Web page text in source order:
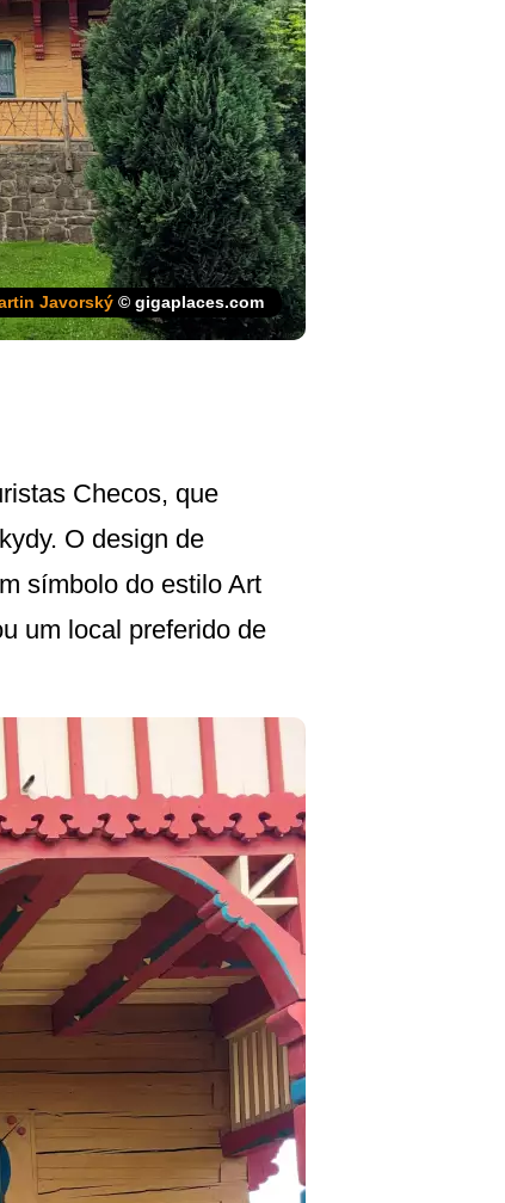
Javorský © gigaplaces.com
Checos, que
O design de
símbolo do estilo Art
um local preferido de